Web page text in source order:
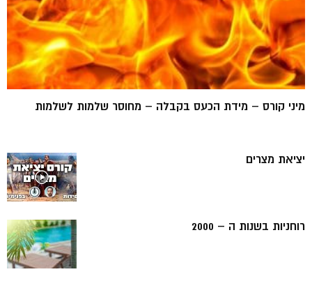
מיני קורס – מידת הכעס בקבלה – מחוסר שלמות לשלמות
יציאת מצרים
רוחניות בשנות ה – 2000